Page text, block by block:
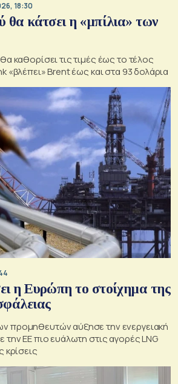
18:30
θα κάτσει η «μπίλια» των
καθορίσει τις τιμές έως το τέλος
«βλέπει» Brent έως και στα 93 δολάρια
η Ευρώπη το στοίχημα της
προμηθευτών αύξησε την ενεργειακή
την ΕΕ πιο ευάλωτη στις αγορές LNG
κρίσεις